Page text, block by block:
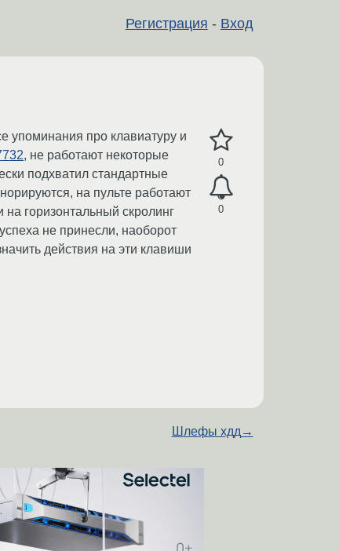
Регистрация - Вход
0
0
упоминания про клавиатуру и
, не работают некоторые
подхватил стандартные
на пульте работают
горизонтальный скролинг
не принесли, наоборот
действия на эти клавиши
Шлефы хдд →